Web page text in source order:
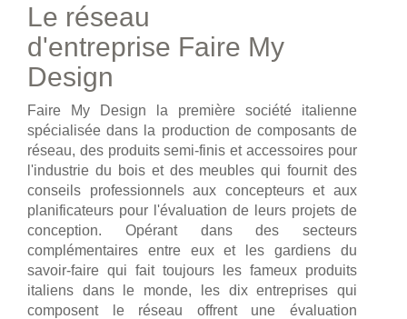
Le réseau
d'entreprise Faire My
Design
Faire My Design la première société italienne
spécialisée dans la production de composants de
réseau, des produits semi-finis et accessoires pour
l'industrie du bois et des meubles qui fournit des
conseils professionnels aux concepteurs et aux
planificateurs pour l'évaluation de leurs projets de
conception. Opérant dans des secteurs
complémentaires entre eux et les gardiens du
savoir-faire qui fait toujours les fameux produits
italiens dans le monde, les dix entreprises qui
composent le réseau offrent une évaluation